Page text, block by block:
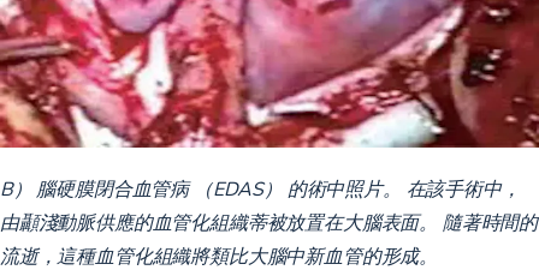
B） 腦硬膜閉合血管病 （EDAS） 的術中照片。 在該手術中，
由顳淺動脈供應的血管化組織蒂被放置在大腦表面。 隨著時間的
流逝，這種血管化組織將類比大腦中新血管的形成。